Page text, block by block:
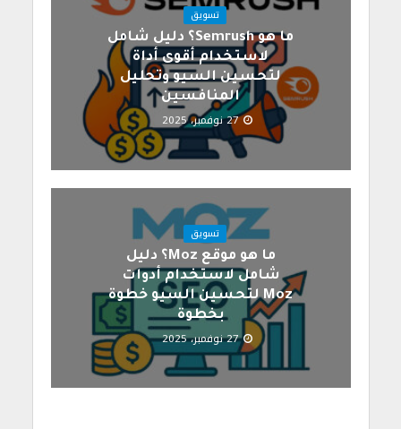
تسويق
ما هو Semrush؟ دليل شامل
لاستخدام أقوى أداة
لتحسين السيو وتحليل
المنافسين
27 نوفمبر، 2025
تسويق
ما هو موقع Moz؟ دليل
شامل لاستخدام أدوات
Moz لتحسين السيو خطوة
بخطوة
27 نوفمبر، 2025